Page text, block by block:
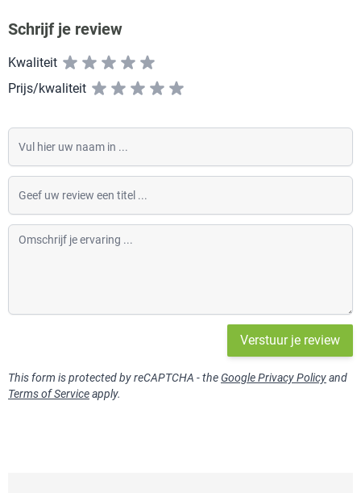
Schrijf je review
Kwaliteit
Prijs/kwaliteit
Vul hier uw naam in
Geef uw review een titel
Omschrijf je ervaring
Verstuur je review
This form is protected by reCAPTCHA - the Google Privacy Policyand
Terms of Serviceapply.